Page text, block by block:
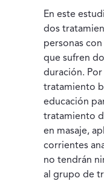
En este
dos
personas
que sufren
duración.
tratamiento
educación
tratamiento
en masaje,
corrientes
no tendrán
al grupo de